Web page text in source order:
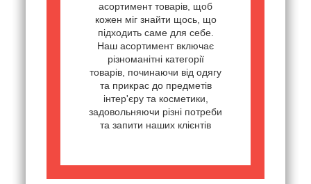
асортимент товарів, щоб
кожен міг знайти щось, що
підходить саме для себе.
Наш асортимент включає
різноманітні категорії
товарів, починаючи від одягу
та прикрас до предметів
інтер'єру та косметики,
задовольняючи різні потреби
та запити наших клієнтів